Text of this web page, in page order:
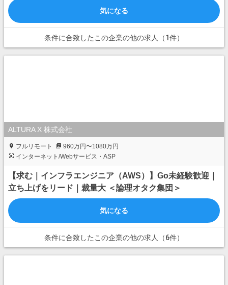
気になる
条件に合致したこの企業の他の求人（1件）
ALTURA X 株式会社
フルリモート
960万円〜1080万円
インターネット/Webサービス・ASP
【求む｜インフラエンジニア（AWS）】Go未経験歓迎｜
立ち上げをリード｜裁量大⁠ ⁠​＜論理オタク集団＞
気になる
条件に合致したこの企業の他の求人（6件）